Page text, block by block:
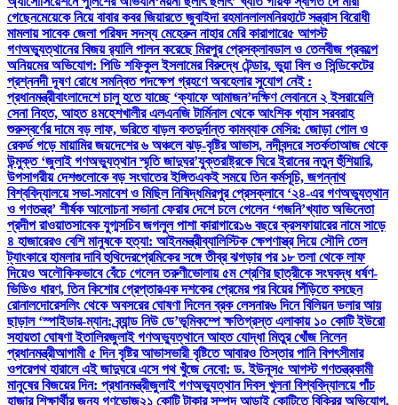
গেছেনমেয়েকে নিয়ে বাবার কবর জিয়ারতে জুবাইদা রহমানলালমনিরহাটে সন্ত্রাস বিরোধী
মামলায় সাবেক জেলা পরিষদ সদস্য মেহেরুন নাহার মেরি কারাগারে৫ আগস্ট
গণঅভ্যুত্থানের বিজয় র‍্যালি পালন করেছে মিরপুর প্রেসক্লাবডাল ও তেলবীজ প্রকল্পে
অনিয়মের অভিযোগ: পিডি শফিকুল ইসলামের বিরুদ্ধে টেন্ডার, ভুয়া বিল ও সিন্ডিকেটের
প্রশ্ননদী দূষণ রোধে সমন্বিত পদক্ষেপ গ্রহণে অবহেলার সুযোগ নেই :
প্রধানমন্ত্রীবাংলাদেশে চালু হতে যাচ্ছে ‘ক্যাফে আমাজন’দক্ষিণ লেবাননে ২ ইসরায়েলি
সেনা নিহত, আহত ৪মহেশখালীর এলএনজি টার্মিনাল থেকে আংশিক গ্যাস সরবরাহ
শুরুস্বর্ণের দামে বড় লাফ, ভরিতে বাড়ল কতদুর্দান্ত কামব্যাক মেসির: জোড়া গোল ও
রেকর্ড গড়ে মায়ামির জয়দেশের ৬ অঞ্চলে ঝড়-বৃষ্টির আভাস, নদীবন্দরে সতর্কতাআজ থেকে
উন্মুক্ত ‘জুলাই গণঅভ্যুত্থান স্মৃতি জাদুঘর’যুক্তরাষ্ট্রকে ঘিরে ইরানের নতুন হুঁশিয়ারি,
উপসাগরীয় দেশগুলোকে বড় সংঘাতের ইঙ্গিতএকই সময়ে তিন কর্মসূচি, জগন্নাথ
বিশ্ববিদ্যালয়ে সভা-সমাবেশ ও মিছিল নিষিদ্ধমিরপুর প্রেসক্লাবে ‘২৪-এর গণঅভ্যুত্থান
ও গণতন্ত্র’ শীর্ষক আলোচনা সভানা ফেরার দেশে চলে গেলেন ‘গজনি’খ্যাত অভিনেতা
প্রদীপ রাওয়াতসাবেক যুগ্মসচিব জগলুল পাশা কারাগারে১৬ বছরে ক্রসফায়ারের নামে সাড়ে
৪ হাজারেরও বেশি মানুষকে হত্যা: আইনমন্ত্রীব্যালিস্টিক ক্ষেপণাস্ত্র দিয়ে সৌদি তেল
ট্যাংকারে হামলার দাবি হুথিদেরপ্রেমিকের সঙ্গে তীব্র ঝগড়ার পর ১৮ তলা থেকে লাফ
দিয়েও অলৌকিকভাবে বেঁচে গেলেন তরুণীভোলায় ৫ম শ্রেণির ছাত্রীকে সংঘবদ্ধ ধর্ষণ-
ভিডিও ধারণ, তিন কিশোর গ্রেপ্তারএক দশকের প্রেমের পর বিয়ের পিঁড়িতে বসছেন
রোনালদোরেসলিং থেকে অবসরের ঘোষণা দিলেন ব্রক লেসনার৬ দিনে বিলিয়ন ডলার আয়
ছাড়াল ‘স্পাইডার-ম্যান: ব্র্যান্ড নিউ ডে’ভূমিকম্পে ক্ষতিগ্রস্ত এলাকায় ১০ কোটি ইউরো
সহায়তা ঘোষণা ইতালিরজুলাই গণঅভ্যুত্থানে আহত যোদ্ধা মিতুর খোঁজ নিলেন
প্রধানমন্ত্রীআগামী ৫ দিন বৃষ্টির আভাসভারী বৃষ্টিতে আবারও তিস্তার পানি বিপৎসীমার
ওপরেপথ হারালে এই জাদুঘরে এসে পথ খুঁজে নেবো: ড. ইউনূস৫ আগস্ট গণতন্ত্রকামী
মানুষের বিজয়ের দিন: প্রধানমন্ত্রীজুলাই গণঅভ্যুত্থান দিবস খুলনা বিশ্ববিদ্যালয়ে পাঁচ
হাজার শিক্ষার্থীর জন্য গণভোজ২১ কোটি টাকার সম্পদ আড়াই কোটিতে বিক্রির অভিযোগ,